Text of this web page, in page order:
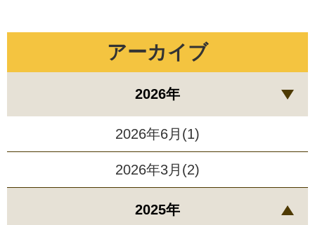
アーカイブ
2026年
2026年6月(1)
2026年3月(2)
2025年